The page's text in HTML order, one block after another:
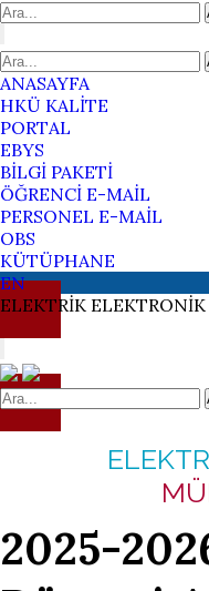
ANASAYFA
HKÜ KALİTE
PORTAL
EBYS
BİLGİ PAKETİ
ÖĞRENCİ E-MAİL
PERSONEL E-MAİL
OBS
KÜTÜPHANE
EN
ELEKTRİK ELEKTRONİK
2025-